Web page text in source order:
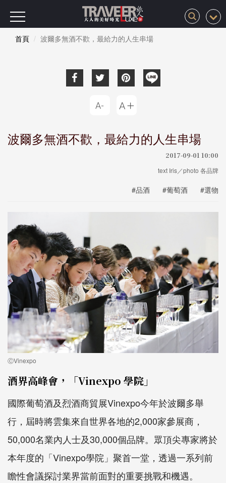
首頁 波爾多無酒不歡，最給力的人生串場
波爾多無酒不歡，最給力的人生串場
2017-09-01 10:00
text Iris／photo 各品牌
#品酒 #葡萄酒 #選物
ⒸVinexpo
酒界高峰會，「Vinexpo 學院」
國際葡萄酒及烈酒商貿展Vinexpo今年於波爾多舉
行，屆時將雲集來自世界各地的2,000家參展商，
50,000名業內人士及30,000個品牌。眾頂尖專家將於
本年度的「Vinexpo學院」聚首一堂，透過一系列前
瞻性會議探討業界當前面對的重要挑戰和機遇。